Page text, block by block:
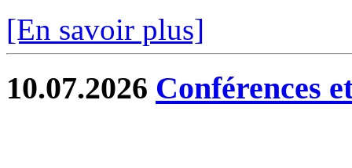
[En savoir plus]
10.07.2026 Conférences